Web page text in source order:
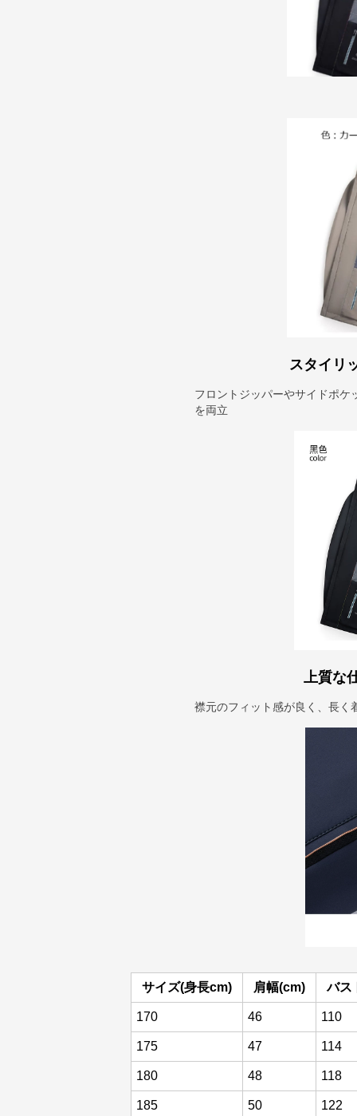
スタイリ
フロントジッパーやサイドポケ
を両立
上質な
襟元のフィット感が良く、長く
サイズ(身長cm) 肩幅(cm) バス
170 46 110
175 47 114
180 48 118
185 50 122